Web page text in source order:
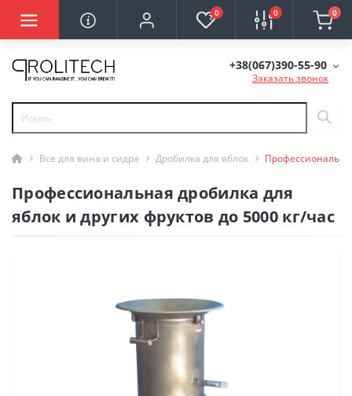
0 0 0
+38(067)390-55-90
Заказать звонок
Все для вина и сидра Дробилка для яблок
Профессиональная дробилка для
яблок и других фруктов до 5000 кг/час